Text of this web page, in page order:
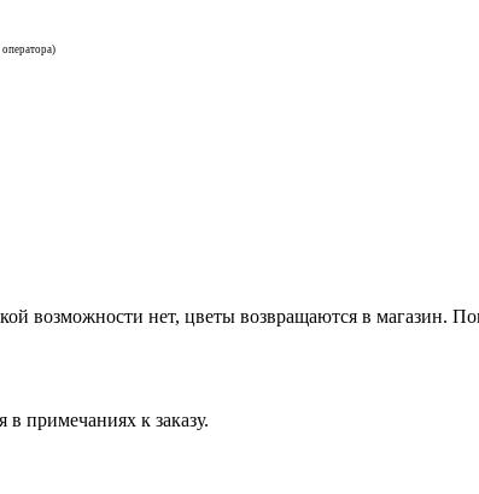
возможности нет, цветы возвращаются в магазин.
примечаниях к заказу.